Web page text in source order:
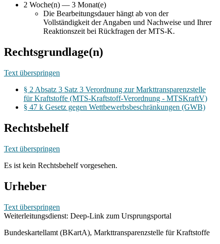
2 Woche(n) — 3 Monat(e)
Die Bearbeitungsdauer hängt ab von der
Vollständigkeit der Angaben und Nachweise und Ihrer
Reaktionszeit bei Rückfragen der MTS-K.
Rechtsgrundlage(n)
Text überspringen
§ 2 Absatz 3 Satz 3 Verordnung zur Markttransparenzstelle
für Kraftstoffe (MTS-Kraftstoff-Verordnung - MTSKraftV)
§ 47 k Gesetz gegen Wettbewerbsbeschränkungen (GWB)
Rechtsbehelf
Text überspringen
Es ist kein Rechtsbehelf vorgesehen.
Urheber
Text überspringen
Weiterleitungsdienst: Deep-Link zum Ursprungsportal
Bundeskartellamt (BKartA), Markttransparenzstelle für Kraftstoffe